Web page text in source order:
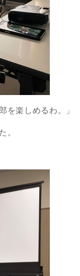
を楽しめるわ。」
。